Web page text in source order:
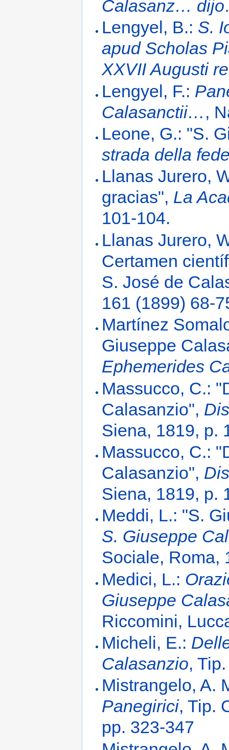
Calasanz…
Lengyel, B.: S.
apud Scholas
XXVII Augusti
Lengyel, F.:
Calasanctii… ,
Leone, G.: "S.
strada della
Llanas Jurero,
gracias", La
101-104.
Llanas Jurero,
Certamen
S. José de
161 (1899) 68-
Martínez
Giuseppe
Ephemerides
Massucco, C.:
Calasanzio",
Siena, 1819, p.
Massucco, C.:
Calasanzio",
Siena, 1819, p.
Meddi, L.: "S.
S. Giuseppe
Sociale, Roma,
Medici, L.:
Giuseppe
Riccomini,
Micheli, E.:
Calasanzio,
Mistrangelo, A.
Panegirici, Tip.
pp. 323-347